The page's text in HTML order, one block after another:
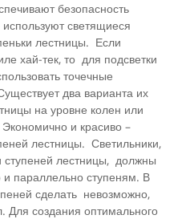
безопасность
светящиеся
лестницы. Если
хай-тек, то для подсветки
точечные
два варианта их
на уровне колен или
и красиво –
лестницы. Светильники,
ступеней лестницы, должны
параллельно ступеням. В
сделать невозможно,
Для создания оптимального